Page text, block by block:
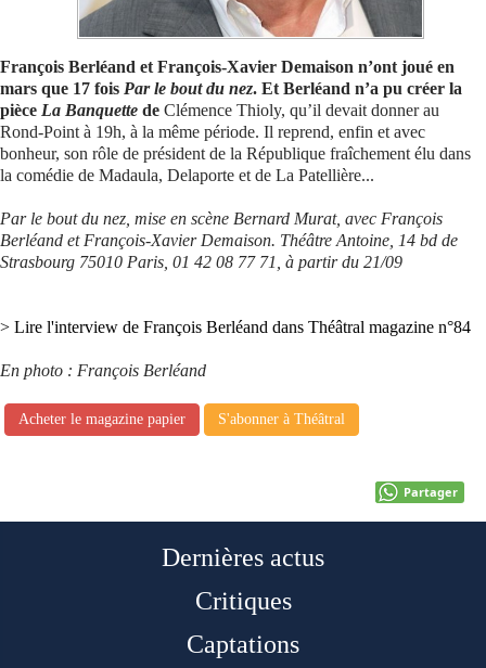
François Berléand et François-Xavier Demaison n’ont joué en
mars que 17 fois Par le bout du nez. Et Berléand n’a pu créer la
pièce La Banquette de Clémence Thioly, qu’il devait donner au
Rond-Point à 19h, à la même période. Il reprend, enfin et avec
bonheur, son rôle de président de la République fraîchement élu dans
la comédie de Madaula, Delaporte et de La Patellière...
Par le bout du nez, mise en scène Bernard Murat, avec François
Berléand et François-Xavier Demaison. Théâtre Antoine, 14 bd de
Strasbourg 75010 Paris, 01 42 08 77 71, à partir du 21/09
> Lire l'interview de François Berléand dans Théâtral magazine n°84
En photo : François Berléand
Acheter le magazine papier S'abonner à Théâtral
Partager
Dernières actus
Critiques
Captations